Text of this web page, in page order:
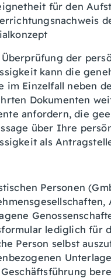
für den
der
kann die
im Einzelfall neben
Dokumenten
anfordern, die
über Ihre
als
Personen
lediglich für
Person selbst